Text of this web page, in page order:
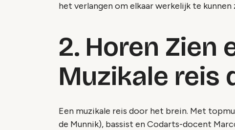
het verlangen om elkaar werkelijk te kunnen
2. Horen Zien
Muzikale reis
Een muzikale reis door het brein. Met
de Munnik), bassist en Codarts-docent